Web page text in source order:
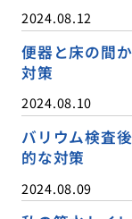
2024.08.12
便器と床の間
対策
2024.08.10
バリウム検査
的な対策
2024.08.09